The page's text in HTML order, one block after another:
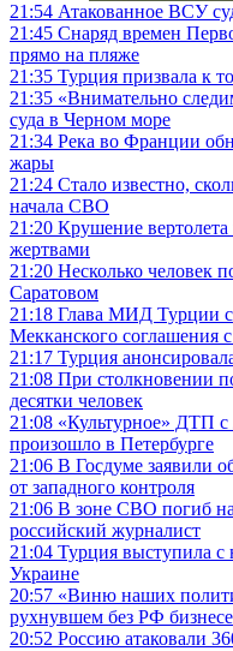
21:54 Атакованное ВСУ
21:45 Снаряд времен
прямо на пляже
21:35 Турция призвала к
21:35 «Внимательно
суда в Черном море
21:34 Река во Франции
жары
21:24 Стало известно,
начала СВО
21:20 Крушение
жертвами
21:20 Несколько человек
Саратовом
21:18 Глава МИД Турции
Мекканского соглашения
21:17 Турция
21:08 При столкновении
десятки человек
21:08 «Культурное» ДТП
произошло в Петербурге
21:06 В Госдуме заявили
от западного контроля
21:06 В зоне СВО погиб
российский журналист
21:04 Турция выступила
Украине
20:57 «Виню наших
рухнувшем без РФ бизнесе
20:52 Россию атаковали